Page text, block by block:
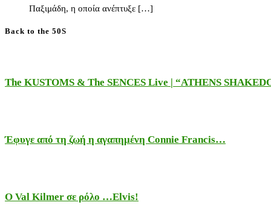
Παξιμάδη, η οποία ανέπτυξε […]
Back to the 50S
The KUSTOMS & The SENCES Live | “ATHENS
Έφυγε από τη ζωή η αγαπημένη Connie Francis…
Ο Val Kilmer σε ρόλο …Elvis!